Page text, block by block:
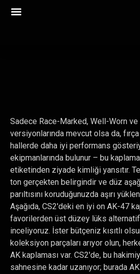
Sadece Race-Marked, Well-Worn
versiyonlarında mevcut olsa da, fırça
hallerde daha iyi performans
ekipmanlarında bulunur – bu
etiketinden ziyade kimliği yansıtır.
ton gerçekten belirgindir ve düz
parıltısını koruduğunuzda aşırı
Aşağıda, CS2'deki en iyi on AK-47
favorilerden üst düzey lüks
inceliyoruz. İster bütçeniz kısıtlı
koleksiyon parçaları arıyor olun,
AK kaplaması var. CS2'de, bu
sahnesine kadar uzanıyor; burada